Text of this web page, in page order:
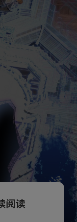
阅读